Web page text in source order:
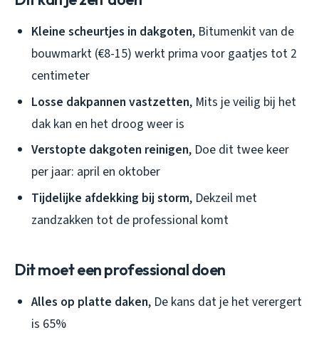
Kleine scheurtjes in dakgoten, Bitumenkit van de
bouwmarkt (€8-15) werkt prima voor gaatjes tot 2
centimeter
Losse dakpannen vastzetten, Mits je veilig bij het
dak kan en het droog weer is
Verstopte dakgoten reinigen, Doe dit twee keer
per jaar: april en oktober
Tijdelijke afdekking bij storm, Dekzeil met
zandzakken tot de professional komt
Dit moet een professional doen
Alles op platte daken, De kans dat je het verergert
is 65%